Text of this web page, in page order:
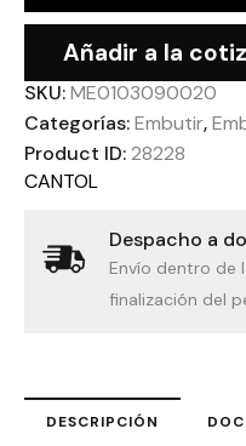
Añadir a la
SKU:ME0103090020
Categorías:Embutir,
Product ID:28228
CANTOL
Despacho a
Envío dentro de
finalización del
DESCRIPCIÓN